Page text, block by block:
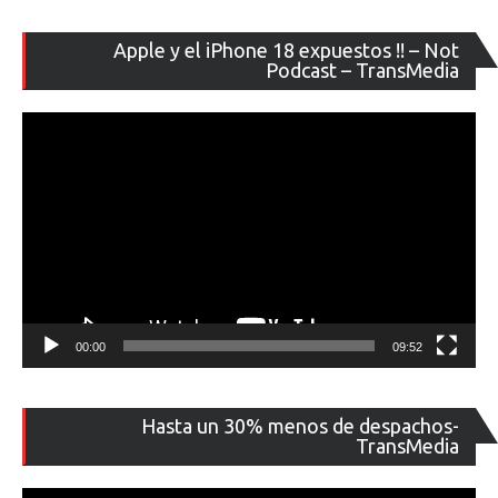
Apple y el iPhone 18 expuestos !! – Not
Podcast – TransMedia
de
00:00 09:52
Hasta un 30% menos de despachos-
TransMedia
de